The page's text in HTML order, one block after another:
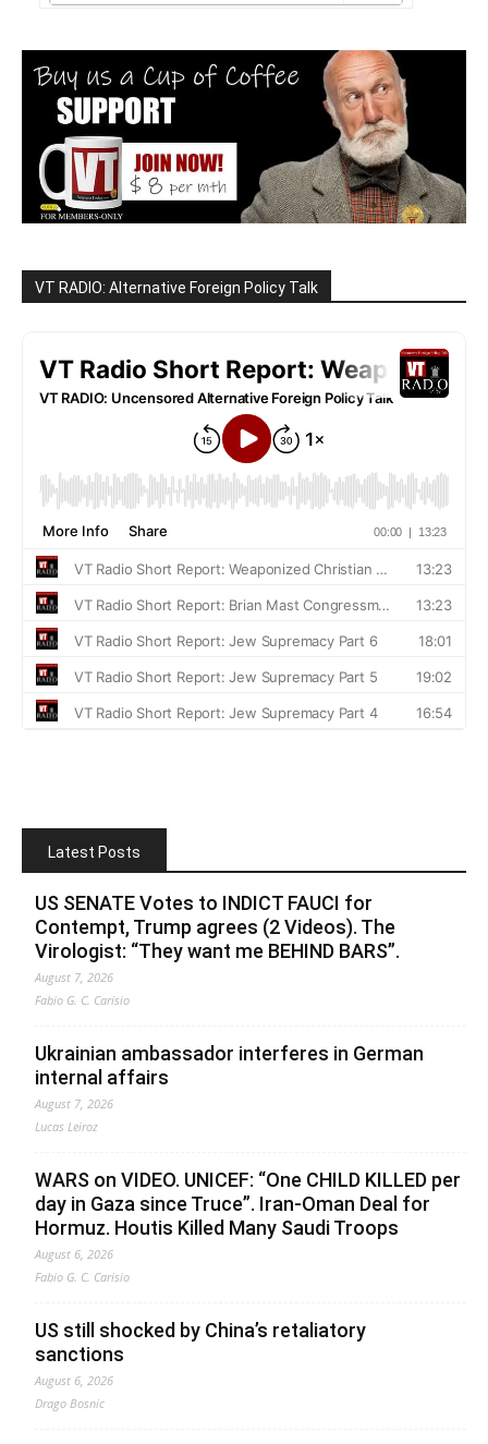
VT RADIO: Alternative Foreign Policy Talk
Latest Posts
US SENATE Votes to INDICT FAUCI for
Contempt, Trump agrees (2 Videos). The
Virologist: “They want me BEHIND BARS”.
August 7, 2026
Fabio G. C. Carisio
Ukrainian ambassador interferes in German
internal affairs
August 7, 2026
Lucas Leiroz
WARS on VIDEO. UNICEF: “One CHILD KILLED per
day in Gaza since Truce”. Iran-Oman Deal for
Hormuz. Houtis Killed Many Saudi Troops
August 6, 2026
Fabio G. C. Carisio
US still shocked by China’s retaliatory
sanctions
August 6, 2026
Drago Bosnic